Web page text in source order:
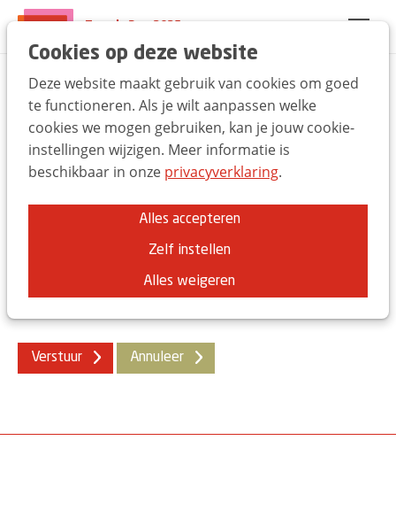
Cookies op deze website
Deze website maakt gebruik van cookies om goed
te functioneren. Als je wilt aanpassen welke
cookies we mogen gebruiken, kan je jouw cookie-
instellingen wijzigen. Meer informatie is
beschikbaar in onze privacyverklaring.
Alles accepteren
Zelf instellen
Alles weigeren
Vraag wachtwoord
herstel aan
Vul uw e-mailadres in om een nieuw wachtwoord te
verkrijgen.
Stap 1: Verkrijg een nieuw wachtwoord
Verstuur Annuleer